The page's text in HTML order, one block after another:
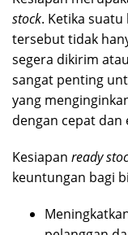
stock. Ketika
tersebut tidak
segera dikirim
sangat penting
yang
dengan cepat dan
Kesiapan ready
keuntungan bagi